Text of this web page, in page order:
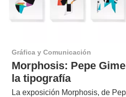
Gráfica y Comunicación
Morphosis: Pepe
la tipografía
La exposición Morphosis, de